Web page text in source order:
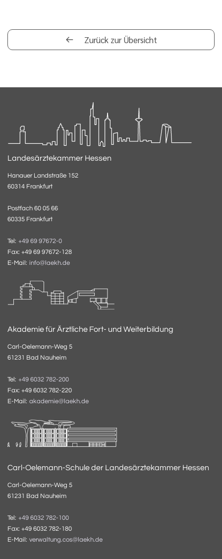
Zurück zur Übersicht
Landesärztekammer Hessen
Hanauer Landstraße 152
60314 Frankfurt
Postfach 60 05 66
60335 Frankfurt
Tel: +49 69 97672-0
Fax: +49 69 97672-128
E-Mail: info@laekh.de
Akademie für Ärztliche Fort- und Weiterbildung
Carl-Oelemann-Weg 5
61231 Bad Nauheim
Tel: +49 6032 782-200
Fax: +49 6032 782-220
E-Mail: akademie@laekh.de
Carl-Oelemann-Schule der Landesärztekammer Hessen
Carl-Oelemann-Weg 5
61231 Bad Nauheim
Tel: +49 6032 782-100
Fax: +49 6032 782-180
E-Mail: verwaltung.cos@laekh.de